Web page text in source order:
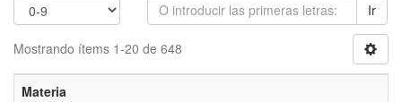
Ir
Mostrando ítems 1-20 de 648
Materia